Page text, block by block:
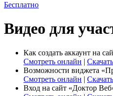
Бесплатно
Видео для
Как создать аккаунт на
Смотреть онлайн |
Возможности виджета
Смотреть онлайн |
Вход на сайт «Доктор